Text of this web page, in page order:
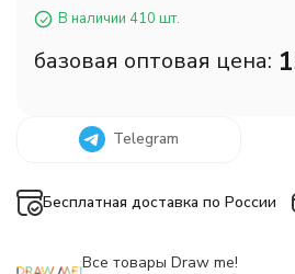
В наличии 410 шт.
базовая оптовая цена:
Telegram
Бесплатная доставка по России
Все товары Draw me!